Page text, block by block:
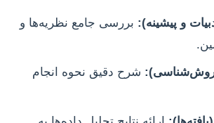
و پیشینه): بررسی جامع نظریه‌ها و
شرح دقیق نحوه انجام